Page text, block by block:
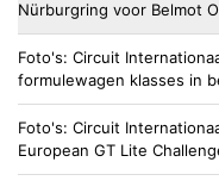
Nürburgring voor Belmot
Foto's Circuit
formulewagen klasses in
Foto's Circuit
European GT Lite